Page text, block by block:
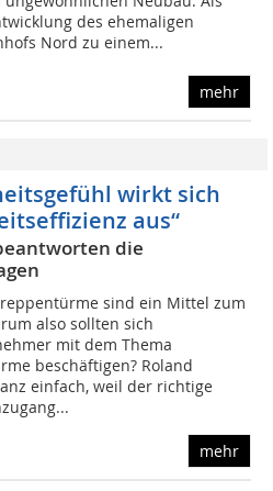
des ehemaligen
Nord zu einem...
mehr
wirkt sich
aus“
die
sind ein Mittel zum
also sollten sich
mit dem Thema
beschäftigen? Roland
einfach, weil der richtige
mehr